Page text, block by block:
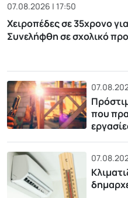
07.08.2026 | 17:50
Χειροπέδες σε 35χρονο
Συνελήφθη σε σχολικό
που